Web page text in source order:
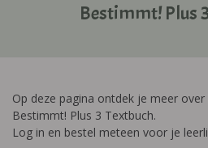
Bestimmt! Plus
Op deze pagina ontdek je meer
Bestimmt! Plus 3 Textbuch.
Log in en bestel meteen voor je